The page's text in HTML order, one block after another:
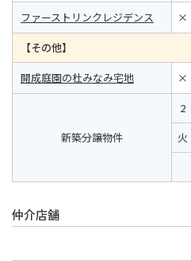
ファーストリンクレジデンス ×
【その他】
開成庭園の杜みなみ宅地
×
新築分譲物件
2
火
仲介店舗